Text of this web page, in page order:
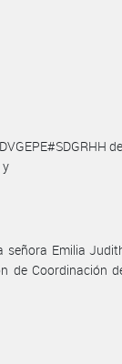
y
señora Emilia
de Coordinación